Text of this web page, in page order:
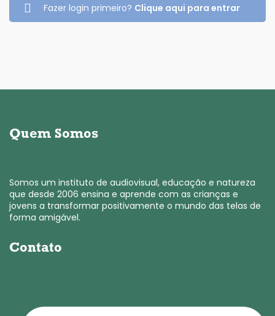
Fazer login primeiro? Clique aqui para entrar
Quem Somos
Somos um instituto de audiovisual, educação e natureza
que desde 2006 ensina e aprende com as crianças e
jovens a transformar positivamente o mundo das telas de
forma amigável.
Contato